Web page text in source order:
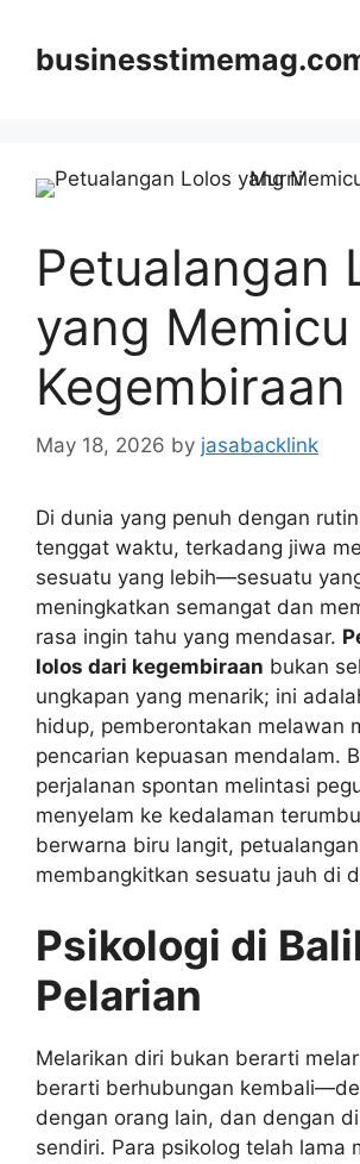
content
Petualangan
yang Memicu
May 18, 2026 by jasabacklink
Di dunia yang penuh dengan
tenggat waktu, terkadang jiwa
sesuatu yang lebih—sesuatu
meningkatkan semangat dan
rasa ingin tahu yang mendasar.
lolos dari kegembiraan bukan
ungkapan yang menarik; ini
hidup, pemberontakan melawan
pencarian kepuasan mendalam.
perjalanan spontan melintasi
menyelam ke kedalaman
berwarna biru langit,
membangkitkan sesuatu jauh di
Psikologi di
Pelarian
Melarikan diri bukan berarti
berarti berhubungan
dengan orang lain, dan dengan
sendiri. Para psikolog telah lama